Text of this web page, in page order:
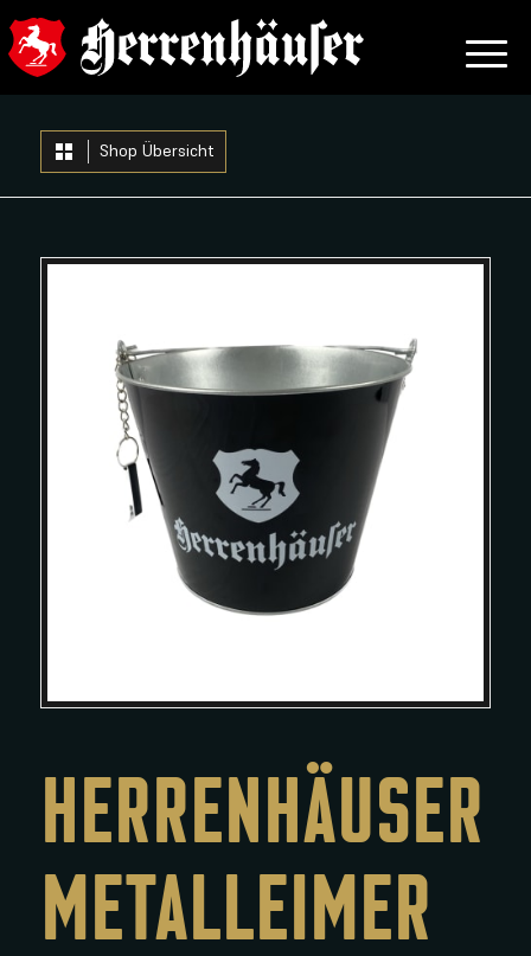
Shop Übersicht
HERRENHÄUSER
METALLEIMER